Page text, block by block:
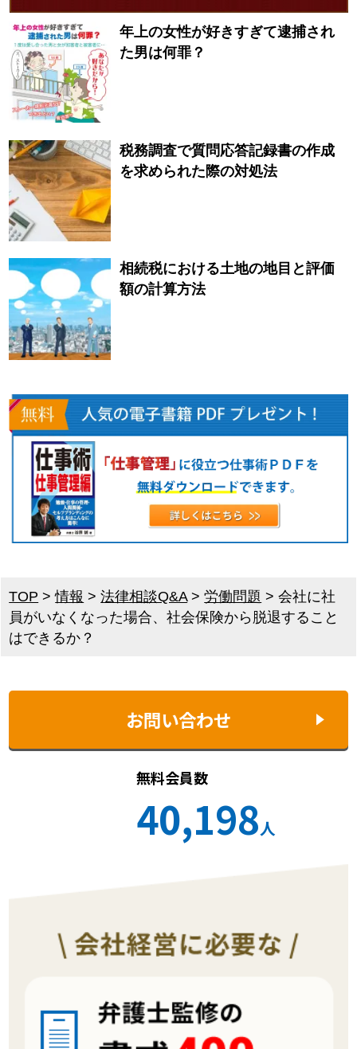
年上の女性が好きすぎて逮捕され
た男は何罪？
税務調査で質問応答記録書の作成
を求められた際の対処法
相続税における土地の地目と評価
額の計算方法
TOP >情報 >法律相談Q&A>労働問題 >会社に社
員がいなくなった場合、社会保険から脱退すること
はできるか？
お問い合わせ
無料会員数
40,198人